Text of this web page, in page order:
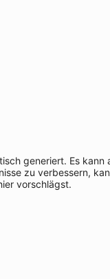
generiert. Es kann
zu verbessern,
vorschlägst.